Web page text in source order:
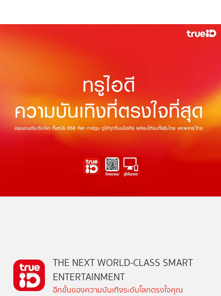
THE NEXT WORLD-CLASS SMART
ENTERTAINMENT
อีกขั้นของความบันเทิงระดับโลกตรงใจคุณ